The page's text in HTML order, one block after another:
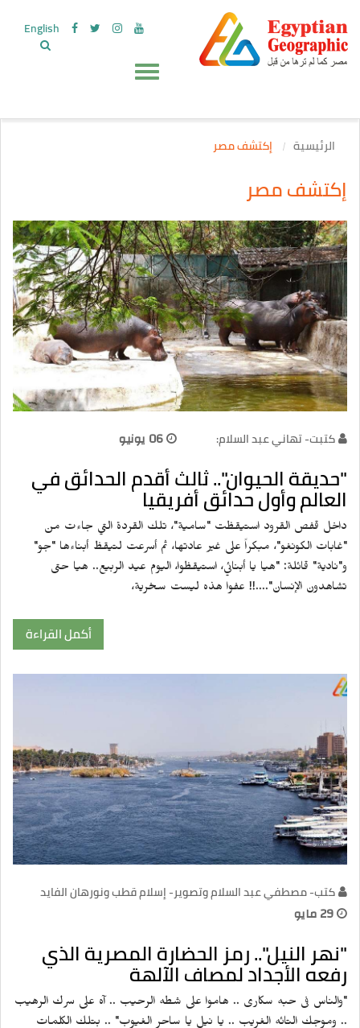
English
الرئيسية إكتشف مصر
إكتشف مصر
كتبت- تهاني عبد السلام:
"حديقة الحيوان".. ثالث أقدم الحدائق في
العالم وأول حدائق أفريقيا
داخل قفص القرود استيقظت "سامية"، تلك القردة التي جاءت من
"غابات الكونغو"، مبكراً على غير عادتها، ثم أسرعت لتيقظ أبناءها "جو"
و"نادية" قائلة: "هيا يا أبنائي، استيقظوا، اليوم عيد الربيع.. هيا حتى
تشاهدون الإنسان"....!! عفوا هذه ليست سخرية،
أكمل القراءة
كتب- مصطفي عبد السلام وتصوير- إسلام قطب ونورهان الفايد
"نهر النيل".. رمز الحضارة المصرية الذي
رفعه الأجداد لمصاف الآلهة
"والناس فى حبه سكارى .. هاموا على شطه الرحيب .. آه على سرك الرهيب
.. وموجك التائه الغريب .. يا نيل يا ساحر الغيوب" .. بتلك الكلمات